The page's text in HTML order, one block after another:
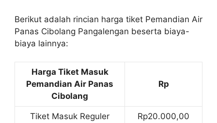
Berikut adalah rincian harga tiket Pemandian Air
Panas Cibolang Pangalengan beserta biaya-
biaya lainnya:
Harga Tiket Masuk
Pemandian Air Panas
Cibolang
Rp
Tiket Masuk Reguler Rp20.000,00